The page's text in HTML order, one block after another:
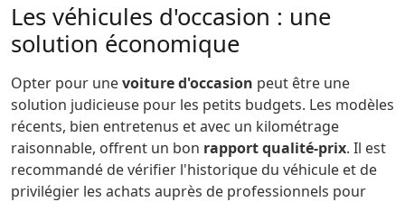
Les véhicules d'occasion : une
solution économique
Opter pour unevoiture d'occasion peut être une
solution judicieuse pour les petits budgets. Les modèles
récents, bien entretenus et avec un kilométrage
raisonnable, offrent un bon rapport qualité-prix. Il est
recommandé de vérifier l'historique du véhicule et de
privilégier les achats auprès de professionnels pour